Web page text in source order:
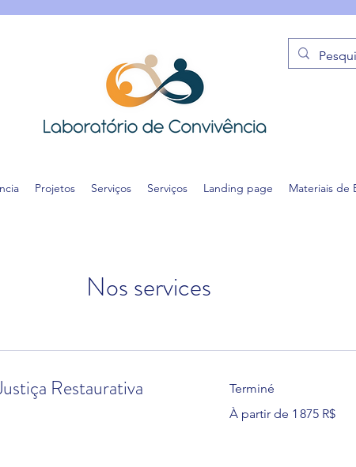
Projetos Serviços Serviços Landing page Materiais de
Nos services
Restaurativa Terminé
À
partir
À partir de 1 875 R$